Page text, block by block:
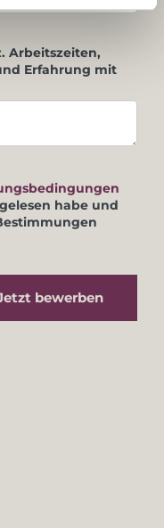
Arbeitszeiten,
Erfahrung mit
gelesen habe und
bewerben